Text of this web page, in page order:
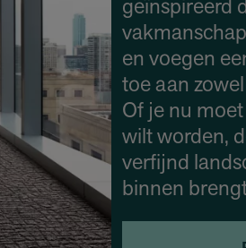
geïnspireerd
en voegen
toe aan
Of je nu moet
wilt worden,
verfijnd
binnen